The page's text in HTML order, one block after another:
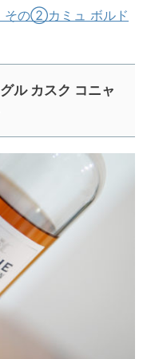
その②カミュ ボルド
ル カスク コニャ